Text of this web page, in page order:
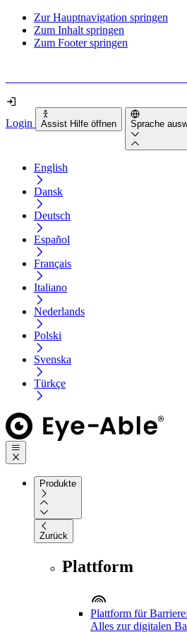
Zur Hauptnavigation springen
Zum Inhalt springen
Zum Footer springen
Login Assist Hilfe öffnen Sprache
English
Dansk
Deutsch
Español
Français
Italiano
Nederlands
Polski
Svenska
Türkçe
Produkte
Zurück
Plattform
Plattform für
Alles zur digitalen